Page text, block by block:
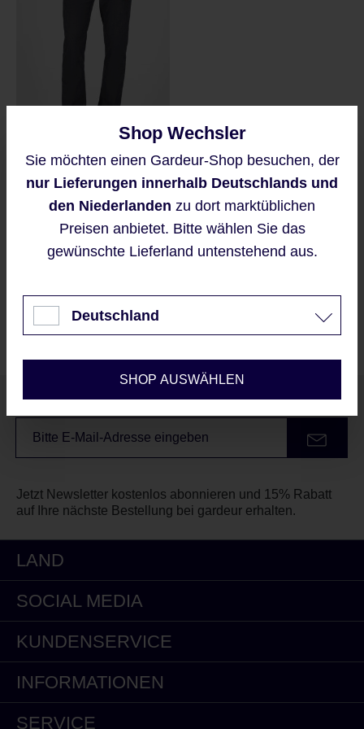
BILL-3-412471
Verkaufspreis:
69,95 € Regulärer Preis:
99,95 €
Dunkelbeige : 1018
Dunkelgrau : 1097
Hellblau : 2064
Hellgrau : 1090
Jetzt Newsletter kostenlos abonnieren und 15% Rabatt
auf Ihre nächste Bestellung bei gardeur erhalten.
LAND
SOCIAL MEDIA
KUNDENSERVICE
INFORMATIONEN
SERVICE
Shop Wechsler
Sie möchten einen Gardeur-Shop besuchen, der
nur Lieferungen innerhalb Deutschlands und
den Niederlanden zu dort marktüblichen
Preisen anbietet. Bitte wählen Sie das
gewünschte Lieferland untenstehend aus.
Deutschland
SHOP AUSWÄHLEN
Diese Website verwendet Cookies,
um eine bestmögliche Erfahrung
bieten zu können.